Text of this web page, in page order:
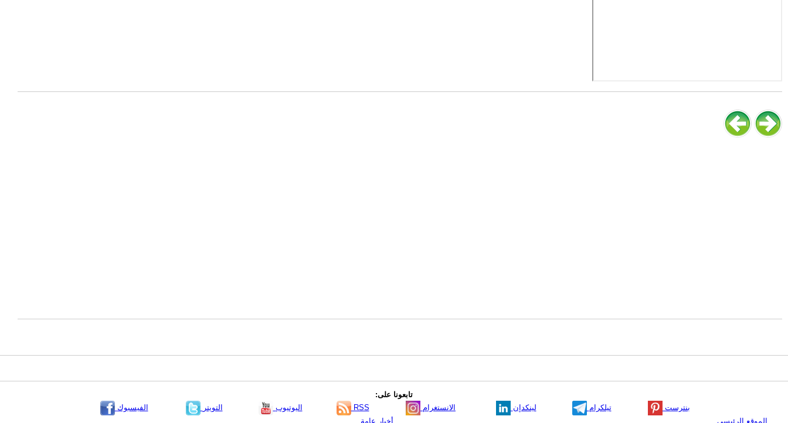
تابعونا على:
الفيسبوك
التويتر اليوتيوب RSS الانستغرام لينكدإن تيلكرام
بنترست
الموقع الرئيسي
أخبار عامة